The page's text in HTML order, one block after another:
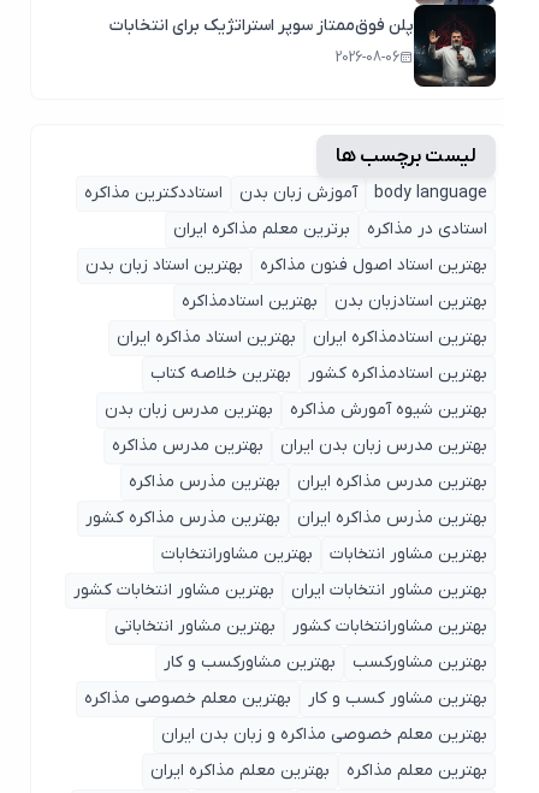
پلن فوق‌ممتاز سوپر استراتژیک برای انتخابات
2026-08-06
لیست برچسب ها
body language آموزش زبان بدن
استاددکترین مذاکره
استادی در مذاکره
برترین معلم مذاکره ایران
بهترین استاد اصول ‌فنون مذاکره
بهترین استاد زبان بدن
بهترین استادزبان بدن
بهترین استادمذاکره
بهترین استادمذاکره ایران
بهترین استاد مذاکره ایران
بهترین استادمذاکره کشور
بهترین خلاصه کتاب
بهترین شیوه آمورش مذاکره
بهترین مدرس زبان بدن
بهترین مدرس زبان بدن ایران
بهترین مدرس مذاکره
بهترین مدرس مذاکره ایران
بهترین مذرس مذاکره
بهترین مذرس مذاکره ایران
بهترین مذرس مذاکره کشور
بهترین مشاور انتخابات
بهترین مشاورانتخابات
بهترین مشاور انتخابات ایران
بهترین مشاور انتخابات کشور
بهترین مشاورانتخابات کشور
بهترین مشاور انتخاباتی
بهترین مشاورکسب
بهترین مشاورکسب و کار
بهترین مشاور کسب و کار
بهترین معلم خصوصی مذاکره
بهترین معلم خصوصی مذاکره و زبان بدن ایران
بهترین معلم مذاکره
بهترین معلم مذاکره ایران